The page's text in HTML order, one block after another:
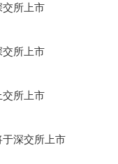
交所上市
交所上市
交所上市
深交所上市